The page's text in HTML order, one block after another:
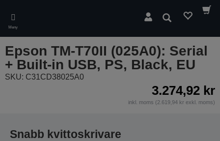
main
content
Meny
Sök
Epson TM-T70II (025A0): Serial
+ Built-in USB, PS, Black, EU
SKU: C31CD38025A0
3.274,92 kr
inkl. moms (2.619,94 kr exkl. moms)
Snabb kvittoskrivare